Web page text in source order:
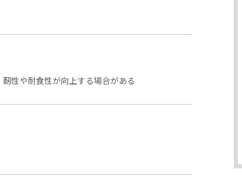
性や耐食性が向上する場合がある